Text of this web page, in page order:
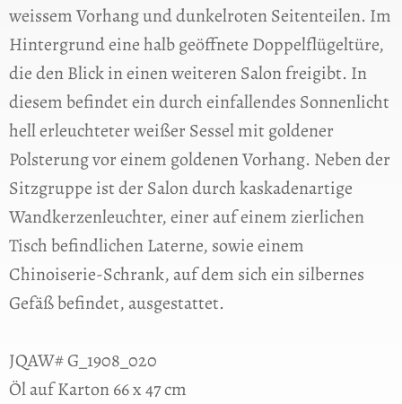
weissem Vorhang und dunkelroten Seitenteilen. Im
Hintergrund eine halb geöffnete Doppelflügeltüre,
die den Blick in einen weiteren Salon freigibt. In
diesem befindet ein durch einfallendes Sonnenlicht
hell erleuchteter weißer Sessel mit goldener
Polsterung vor einem goldenen Vorhang. Neben der
Sitzgruppe ist der Salon durch kaskadenartige
Wandkerzenleuchter, einer auf einem zierlichen
Tisch befindlichen Laterne, sowie einem
Chinoiserie-Schrank, auf dem sich ein silbernes
Gefäß befindet, ausgestattet.
JQAW# G_1908_020
Öl auf Karton 66 x 47 cm